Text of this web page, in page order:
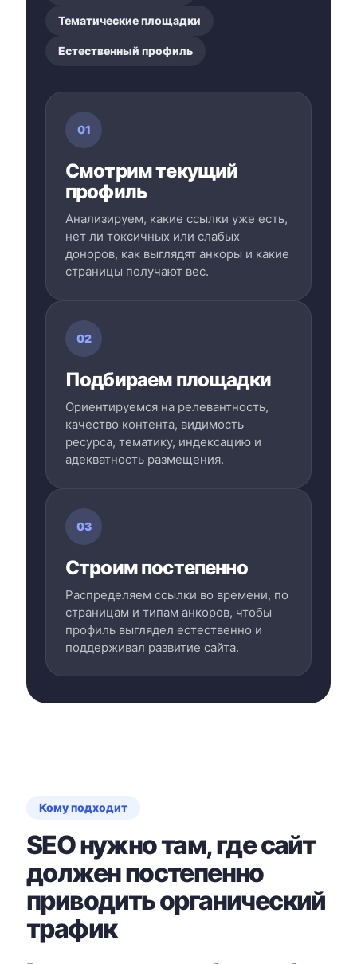
Тематические площадки
Естественный профиль
01
Смотрим текущий
профиль
Анализируем, какие ссылки уже есть,
нет ли токсичных или слабых
доноров, как выглядят анкоры и какие
страницы получают вес.
02
Подбираем площадки
Ориентируемся на релевантность,
качество контента, видимость
ресурса, тематику, индексацию и
адекватность размещения.
03
Строим постепенно
Распределяем ссылки во времени, по
страницам и типам анкоров, чтобы
профиль выглядел естественно и
поддерживал развитие сайта.
Кому подходит
SEO нужно там, где сайт
должен постепенно
приводить органический
трафик